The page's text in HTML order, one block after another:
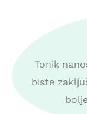
Tonik
biste